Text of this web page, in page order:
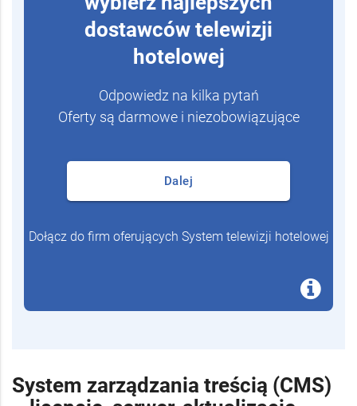
dostawców telewizji
hotelowej
Odpowiedz na kilka pytań
Oferty są darmowe i niezobowiązujące
Dalej
Dołącz do firm oferujących System telewizji hotelowej
System zarządzania treścią (CMS)